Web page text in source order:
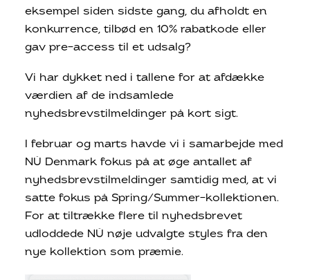
eksempel siden sidste gang, du afholdt en
konkurrence, tilbød en 10% rabatkode eller
gav pre-access til et udsalg?
Vi har dykket ned i tallene for at afdække
værdien af de indsamlede
nyhedsbrevstilmeldinger på kort sigt.
I februar og marts havde vi i samarbejde med
NÜ Denmark fokus på at øge antallet af
nyhedsbrevstilmeldinger samtidig med, at vi
satte fokus på Spring/Summer-kollektionen.
For at tiltrække flere til nyhedsbrevet
udloddede NÜ nøje udvalgte styles fra den
nye kollektion som præmie.